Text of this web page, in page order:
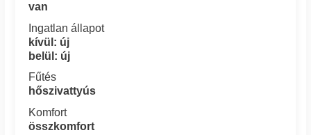
van
Ingatlan állapot
kívül: új
belül: új
Fűtés
hőszivattyús
Komfort
összkomfort